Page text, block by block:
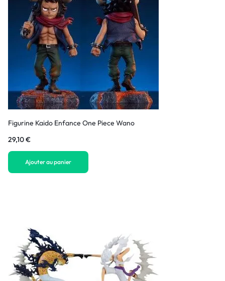
Figurine Kaido Enfance One Piece Wano
29,10€
Ajouter au panier